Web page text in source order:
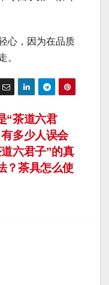
心，因为在品质
。
“茶道六君
多少人误会
六君子”的真
？茶具怎么使